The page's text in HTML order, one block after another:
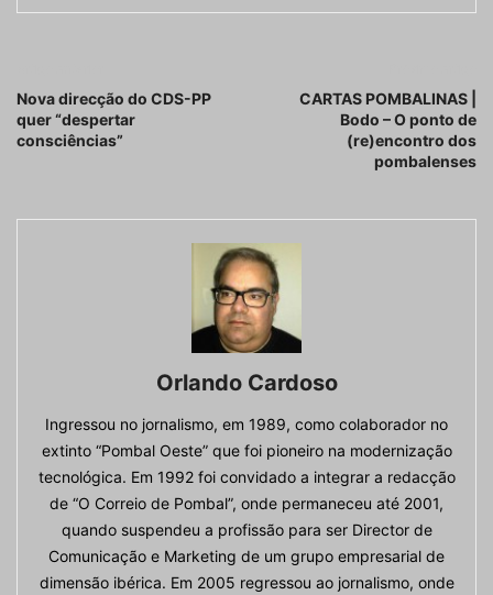
Nova direcção do CDS-PP
quer “despertar
consciências”
CARTAS POMBALINAS |
Bodo – O ponto de
(re)encontro dos
pombalenses
Orlando Cardoso
Ingressou no jornalismo, em 1989, como colaborador no
extinto “Pombal Oeste” que foi pioneiro na modernização
tecnológica. Em 1992 foi convidado a integrar a redacção
de “O Correio de Pombal”, onde permaneceu até 2001,
quando suspendeu a profissão para ser Director de
Comunicação e Marketing de um grupo empresarial de
dimensão ibérica. Em 2005 regressou ao jornalismo, onde